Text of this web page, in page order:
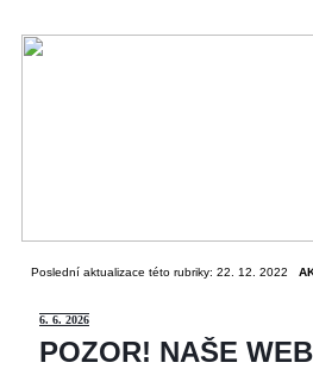
Poslední aktualizace této rubriky: 22. 12. 2022
6. 6. 2026
POZOR! NAŠE